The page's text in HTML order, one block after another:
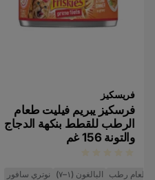
فريسكيز
فرسكيز يبريم فيليت طعام
الرطب للقطط بنكهة الدجاج
والتونة 156 غم
طعام رطب البالغون (١–٧) نوتري سافور